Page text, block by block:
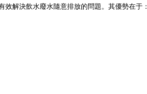
解決飲水廢水隨意排放的問題。其優勢在于：